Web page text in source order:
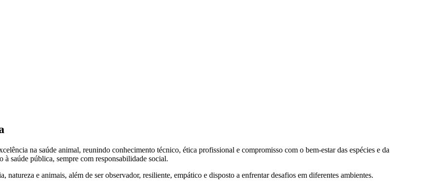
na saúde animal, reunindo conhecimento técnico, ética profissional e compromisso com o bem-estar das espécies e da
saúde pública, sempre com responsabilidade social.
e animais, além de ser observador, resiliente, empático e disposto a enfrentar desafios em diferentes ambientes.